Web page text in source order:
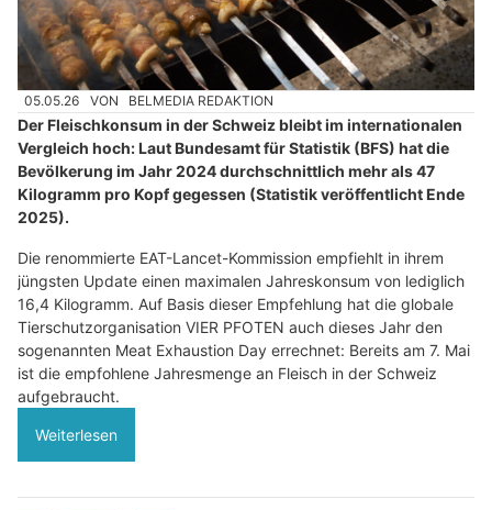
05.05.26 VON BELMEDIA REDAKTION
Der Fleischkonsum in der Schweiz bleibt im internationalen
Vergleich hoch: Laut Bundesamt für Statistik (BFS) hat die
Bevölkerung im Jahr 2024 durchschnittlich mehr als 47
Kilogramm pro Kopf gegessen (Statistik veröffentlicht Ende
2025).
Die renommierte EAT-Lancet-Kommission empfiehlt in ihrem
jüngsten Update einen maximalen Jahreskonsum von lediglich
16,4 Kilogramm. Auf Basis dieser Empfehlung hat die globale
Tierschutzorganisation VIER PFOTEN auch dieses Jahr den
sogenannten Meat Exhaustion Day errechnet: Bereits am 7. Mai
ist die empfohlene Jahresmenge an Fleisch in der Schweiz
aufgebraucht.
Weiterlesen